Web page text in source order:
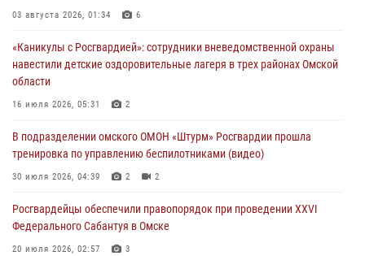
Росгвардия обеспечила безопасность уникального передвижного
29 июля 2026, 01:49
Росгвардейцы приняли участие в крестном ходе в День крещения
Руси в Омске
При содействии спецназа Росгвардии пресечены нарушения
миграционного законодательства в Омске (видео)
03 августа 2026, 01:34 6
«Каникулы с Росгвардией»: сотрудники вневедомственной охраны
навестили детские оздоровительные лагеря в трех районах Омской
области
16 июля 2026, 05:31 2
В подразделении омского ОМОН «Штурм» Росгвардии прошла
тренировка по управлению беспилотниками (видео)
30 июля 2026, 04:39 2 2
Росгвардейцы обеcпечили правопорядок при проведении XXVI
Федерального Сабантуя в Омске
20 июля 2026, 02:57 3